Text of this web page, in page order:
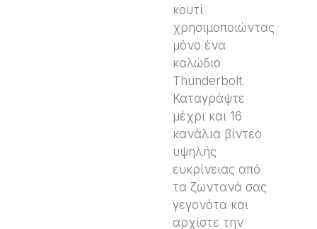
κουτί
χρησιμοποιώντας
μόνο ένα
καλώδιο
Thunderbolt.
Καταγράψτε
μέχρι και 16
κανάλια βίντεο
υψηλής
ευκρίνειας από
τα ζωντανά σας
γεγονότα και
αρχίστε την